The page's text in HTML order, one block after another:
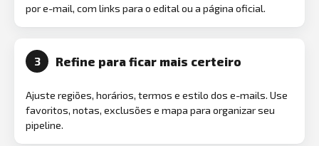
por e-mail, com links para o edital ou a página oficial.
3 Refine para ficar mais certeiro
Ajuste regiões, horários, termos e estilo dos e-mails. Use
favoritos, notas, exclusões e mapa para organizar seu
pipeline.